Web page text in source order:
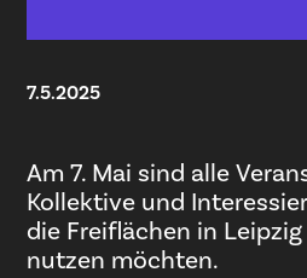
7.5.2025
Am 7. Mai sind alle
Kollektive und
die Freiflächen in
nutzen möchten.